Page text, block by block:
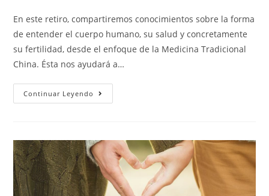
En este retiro, compartiremos conocimientos sobre la forma
de entender el cuerpo humano, su salud y concretamente
su fertilidad, desde el enfoque de la Medicina Tradicional
China. Ésta nos ayudará a…
Continuar Leyendo